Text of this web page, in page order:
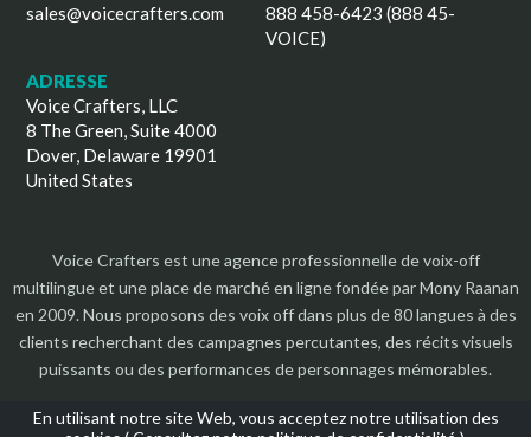
En utilisant notre site Web, vous acceptez notre utilisation des
sales@voicecrafters.com
888 458-6423 (888 45-
VOICE)
ADRESSE
Voice Crafters, LLC
8 The Green, Suite 4000
Dover, Delaware 19901
United States
Voice Crafters est une agence professionnelle de voix-off
multilingue et une place de marché en ligne fondée par Mony Raanan
en 2009. Nous proposons des voix off dans plus de 80 langues à des
clients recherchant des campagnes percutantes, des récits visuels
puissants ou des performances de personnages mémorables.